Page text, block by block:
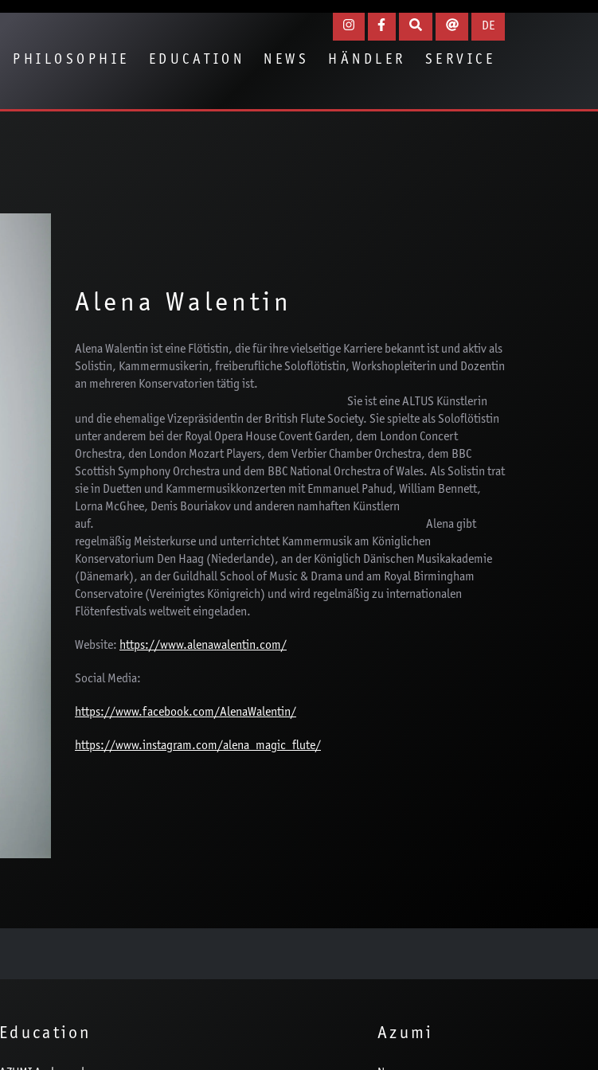
PHILOSOPHIE EDUCATION NEWS HÄNDLER SERVICE
DE
Alena Walentin
Alena Walentin ist eine Flötistin, die für ihre vielseitige Karriere bekannt ist und aktiv als
Solistin, Kammermusikerin, freiberufliche Soloflötistin, Workshopleiterin und Dozentin
an mehreren Konservatorien tätig ist.
Sie ist eine ALTUS Künstlerin
und die ehemalige Vizepräsidentin der British Flute Society. Sie spielte als Soloflötistin
unter anderem bei der Royal Opera House Covent Garden, dem London Concert
Orchestra, den London Mozart Players, dem Verbier Chamber Orchestra, dem BBC
Scottish Symphony Orchestra und dem BBC National Orchestra of Wales. Als Solistin trat
sie in Duetten und Kammermusikkonzerten mit Emmanuel Pahud, William Bennett,
Lorna McGhee, Denis Bouriakov und anderen namhaften Künstlern
auf. Alena gibt
regelmäßig Meisterkurse und unterrichtet Kammermusik am Königlichen
Konservatorium Den Haag (Niederlande), an der Königlich Dänischen Musikakademie
(Dänemark), an der Guildhall School of Music & Drama und am Royal Birmingham
Conservatoire (Vereinigtes Königreich) und wird regelmäßig zu internationalen
Flötenfestivals weltweit eingeladen.
Website: https://www.alenawalentin.com/
Social Media:
https://www.facebook.com/AlenaWalentin/
https://www.instagram.com/alena_magic_flute/
Education Azumi